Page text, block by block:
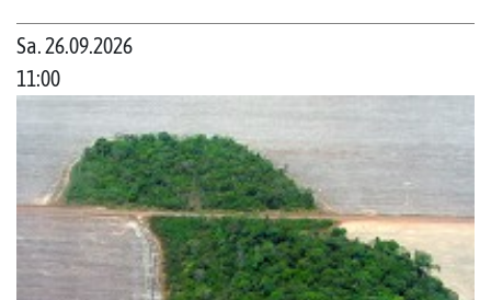
Sa. 26.09.2026
11:00